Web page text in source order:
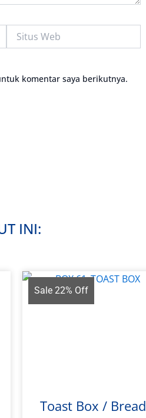
Situs
Web
komentar saya berikutnya.
INI:
Sale 22% Off
Toast Box / Bread